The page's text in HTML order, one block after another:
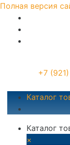
Полная версия
+7
Каталог
Каталог
×